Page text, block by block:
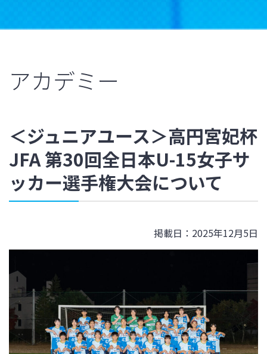
アカデミー
＜ジュニアユース＞高円宮妃杯
JFA 第30回全日本U-15女子サ
ッカー選手権大会について
掲載日：2025年12月5日